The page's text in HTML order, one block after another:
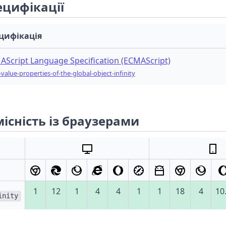
Language Specification (ECMAScript)
value-properties-of-the-global-object-infinity
із браузерами
1 12 1 4 4 1 1 18 4